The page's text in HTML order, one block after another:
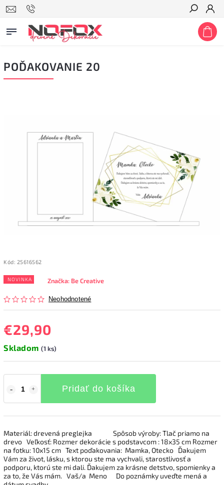
Hľadať
POĎAKOVANIE 20
Kód: 25616562
NOVINKA
Neohodnotené
Značka: Be Creative
€29,90
Skladom (1 ks)
Pridať do košíka
Materiál: drevená preglejka Spôsob výroby: Tlač priamo na
drevo Veľkosť: Rozmer dekorácie s podstavcom : 18x35 cm Rozmer
na fotku: 10x15 cm Text poďakovania: Mamka, Otecko Ďakujem
Vám za život, lásku, s ktorou ste ma vychvali, starostlivosť a
podporu, ktorú ste mi dali. Ďakujem za krásne detstvo, spomienky a
za to, že Vás mám. Vaš/a Meno Do poznámky uveďte mená a